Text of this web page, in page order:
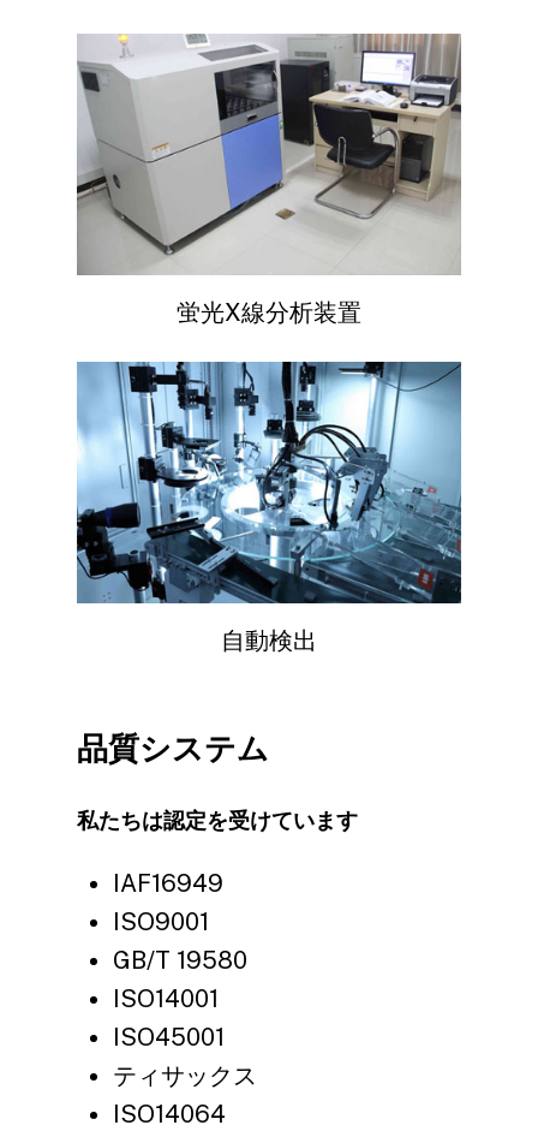
蛍光X線分析装置
自動検出
品質システム
私たちは認定を受けています
IAF16949
ISO9001
GB/T 19580
ISO14001
ISO45001
ティサックス
ISO14064